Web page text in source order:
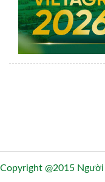
Copyright @2015